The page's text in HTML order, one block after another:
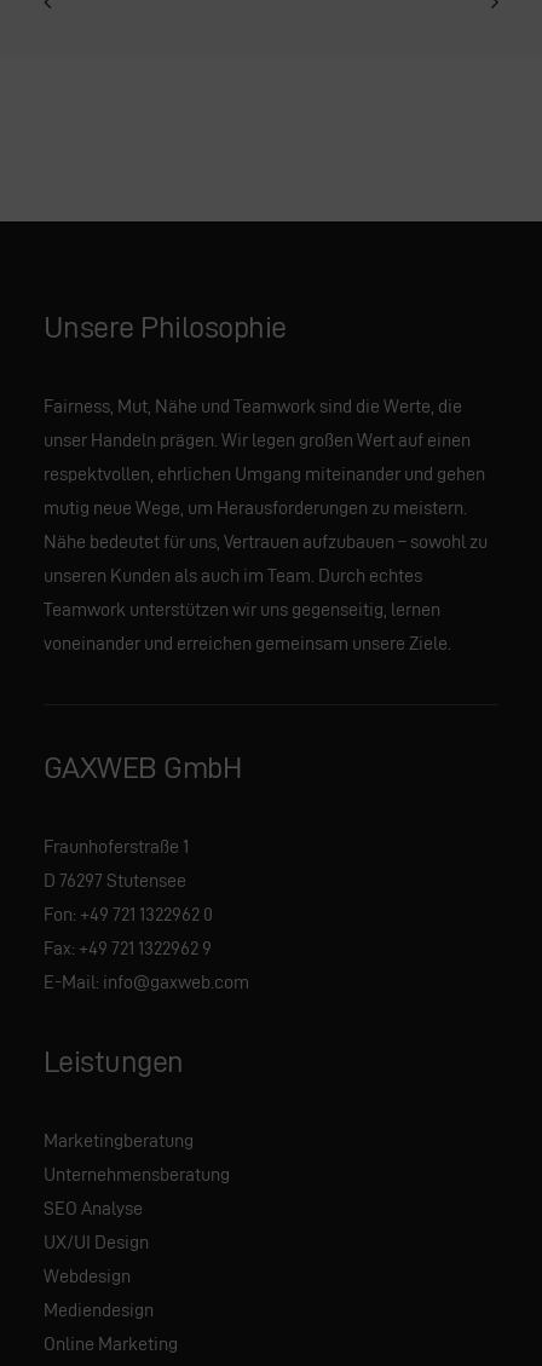
Unsere Philosophie
Fairness, Mut, Nähe und Teamwork sind die Werte, die
unser Handeln prägen. Wir legen großen Wert auf einen
respektvollen, ehrlichen Umgang miteinander und gehen
mutig neue Wege, um Herausforderungen zu meistern.
Nähe bedeutet für uns, Vertrauen aufzubauen – sowohl zu
unseren Kunden als auch im Team. Durch echtes
Teamwork unterstützen wir uns gegenseitig, lernen
voneinander und erreichen gemeinsam unsere Ziele.
GAXWEB GmbH
Fraunhoferstraße 1
D 76297 Stutensee
Fon: +49 721 1322962 0
Fax: +49 721 1322962 9
E-Mail: info@gaxweb.com
Leistungen
Marketingberatung
Unternehmensberatung
SEO Analyse
UX/UI Design
Webdesign
Mediendesign
Online Marketing